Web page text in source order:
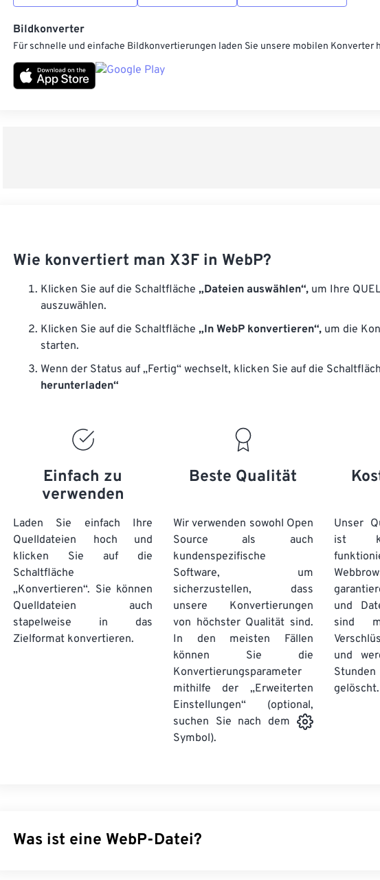
Bildkonverter
Für schnelle und einfache Bildkonvertierungen laden Sie unsere mobilen Konverter
Wie konvertiert man X3F in WebP?
Klicken Sie auf die Schaltfläche „Dateien auswählen“, um Ihre
auszuwählen.
Klicken Sie auf die Schaltfläche „In WebP konvertieren“, um die
starten.
Wenn der Status auf „Fertig“ wechselt, klicken Sie auf die
herunterladen“
Einfach zu
verwenden
Laden Sie einfach Ihre
Quelldateien hoch und
klicken Sie auf die
Schaltfläche
„Konvertieren“. Sie können
Quelldateien auch
stapelweise in das
Zielformat konvertieren.
Beste Qualität
Wir verwenden sowohl Open
Source als auch
kundenspezifische
Software, um
sicherzustellen, dass
unsere Konvertierungen
von höchster Qualität sind.
In den meisten Fällen
können Sie die
Konvertierungsparameter
mithilfe der „Erweiterten
Einstellungen“ (optional,
suchen Sie nach dem
Symbol).
Unser
ist
und
sind
und
gelöscht.
Was ist eine WebP-Datei?